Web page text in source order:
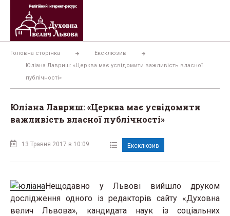
Перейти
вмісту
Головна сторінка
Ексклюзив
Юліана Лавриш: «Церква має усвідомити важливість власної
публічності»
Юліана Лавриш: «Церква має усвідомити
важливість власної публічності»
13 Травня 2017 в 10:09 Ексклюзив
Нещодавно у Львові вийшло друком
дослідження одного із редакторів сайту «Духовна
велич Львова», кандидата наук із соціальних